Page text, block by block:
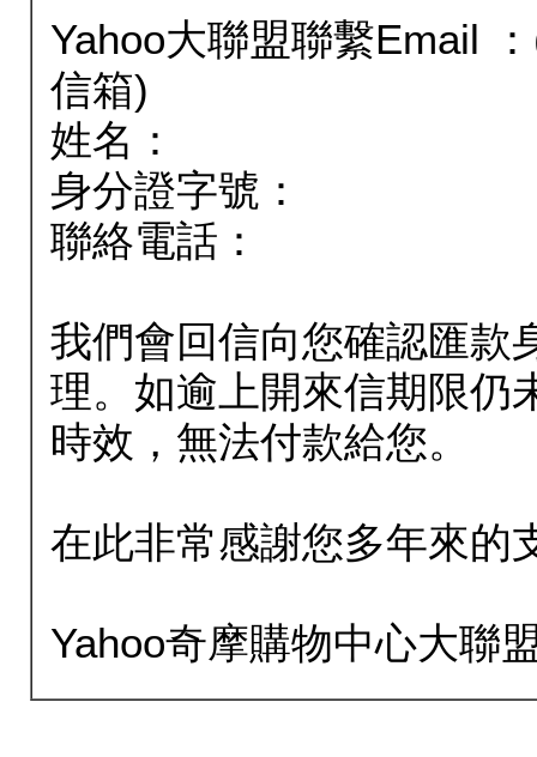
Yahoo大聯盟聯繫Email
信箱)
姓名：
身分證字號：
聯絡電話：
我們會回信向您確認匯款
理。如逾上開來信期限仍
時效，無法付款給您。
在此非常感謝您多年來的
Yahoo奇摩購物中心大